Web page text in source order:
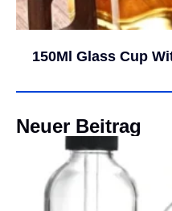
150Ml Glass Cup
Neuer Beitrag